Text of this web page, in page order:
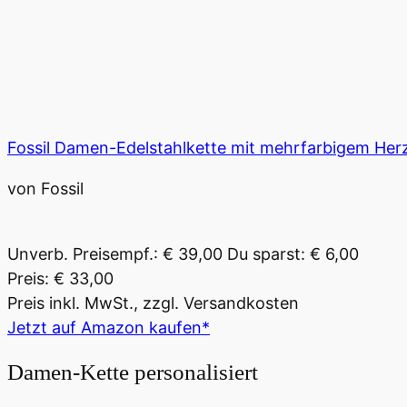
Fossil Damen-Edelstahlkette mit mehrfarbigem
von Fossil
Unverb. Preisempf.: € 39,00 Du sparst: € 6,00
Preis: € 33,00
Preis inkl. MwSt., zzgl. Versandkosten
Jetzt auf Amazon kaufen*
Damen-Kette personalisiert